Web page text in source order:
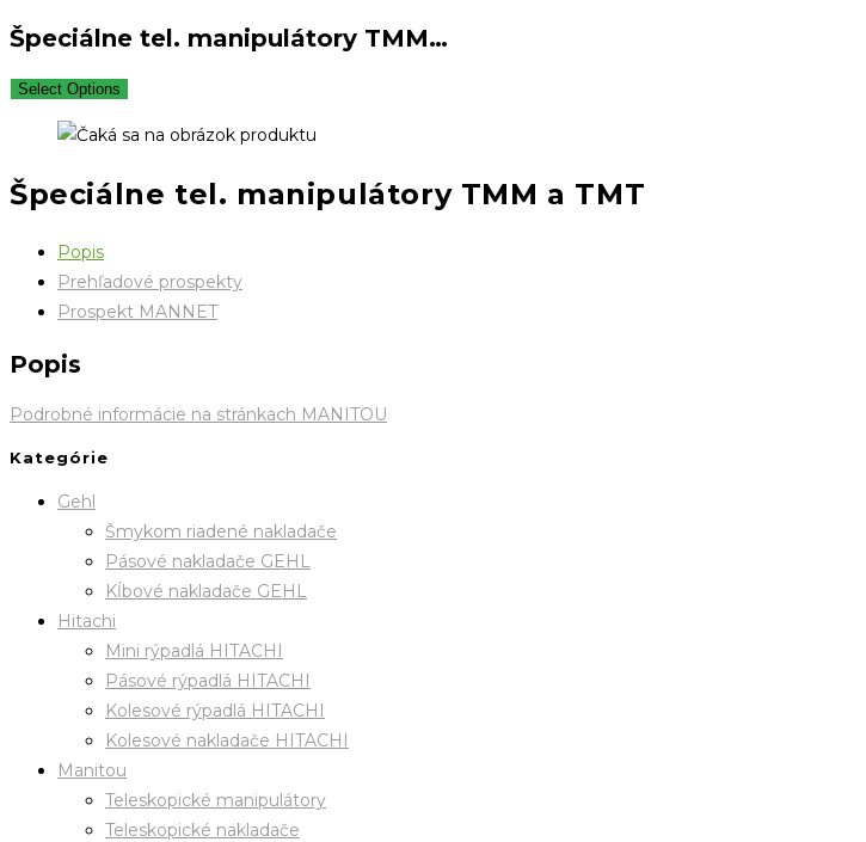
Špeciálne tel. manipulátory TMM…
Select Options
Špeciálne tel. manipulátory TMM a TMT
Popis
Prehľadové prospekty
Prospekt MANNET
Popis
Podrobné informácie na stránkach MANITOU
Kategórie
Gehl
Šmykom riadené nakladače
Pásové nakladače GEHL
Kĺbové nakladače GEHL
Hitachi
Mini rýpadlá HITACHI
Pásové rýpadlá HITACHI
Kolesové rýpadlá HITACHI
Kolesové nakladače HITACHI
Manitou
Teleskopické manipulátory
Teleskopické nakladače